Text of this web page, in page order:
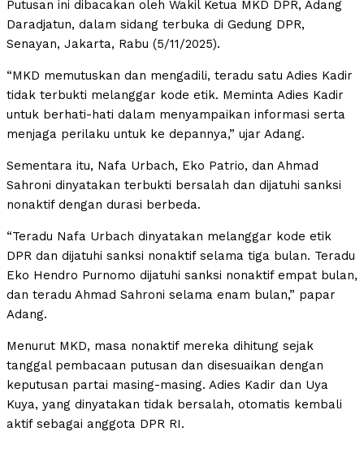
Putusan ini dibacakan oleh Wakil Ketua MKD DPR, Adang
Daradjatun, dalam sidang terbuka di Gedung DPR,
Senayan, Jakarta, Rabu (5/11/2025).
“MKD memutuskan dan mengadili, teradu satu Adies Kadir
tidak terbukti melanggar kode etik. Meminta Adies Kadir
untuk berhati-hati dalam menyampaikan informasi serta
menjaga perilaku untuk ke depannya,” ujar Adang.
Sementara itu, Nafa Urbach, Eko Patrio, dan Ahmad
Sahroni dinyatakan terbukti bersalah dan dijatuhi sanksi
nonaktif dengan durasi berbeda.
“Teradu Nafa Urbach dinyatakan melanggar kode etik
DPR dan dijatuhi sanksi nonaktif selama tiga bulan. Teradu
Eko Hendro Purnomo dijatuhi sanksi nonaktif empat bulan,
dan teradu Ahmad Sahroni selama enam bulan,” papar
Adang.
Menurut MKD, masa nonaktif mereka dihitung sejak
tanggal pembacaan putusan dan disesuaikan dengan
keputusan partai masing-masing. Adies Kadir dan Uya
Kuya, yang dinyatakan tidak bersalah, otomatis kembali
aktif sebagai anggota DPR RI.